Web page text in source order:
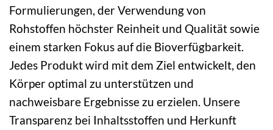
Formulierungen, der Verwendung von
Rohstoffen höchster Reinheit und Qualität sowie
einem starken Fokus auf die Bioverfügbarkeit.
Jedes Produkt wird mit dem Ziel entwickelt, den
Körper optimal zu unterstützen und
nachweisbare Ergebnisse zu erzielen. Unsere
Transparenz bei Inhaltsstoffen und Herkunft